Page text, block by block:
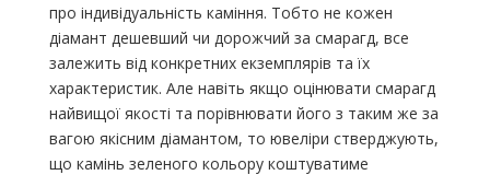
про індивідуальність каміння. Тобто не кожен
діамант дешевший чи дорожчий за смарагд, все
залежить від конкретних екземплярів та їх
характеристик. Але навіть якщо оцінювати смарагд
найвищої якості та порівнювати його з таким же за
вагою якісним діамантом, то ювеліри стверджують,
що камінь зеленого кольору коштуватиме